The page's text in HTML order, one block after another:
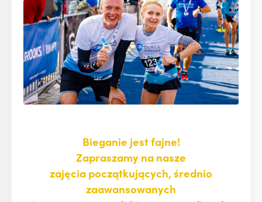
Bieganie jest fajne!
Zapraszamy na nasze
zajęcia początkujących, średnio
zaawansowanych